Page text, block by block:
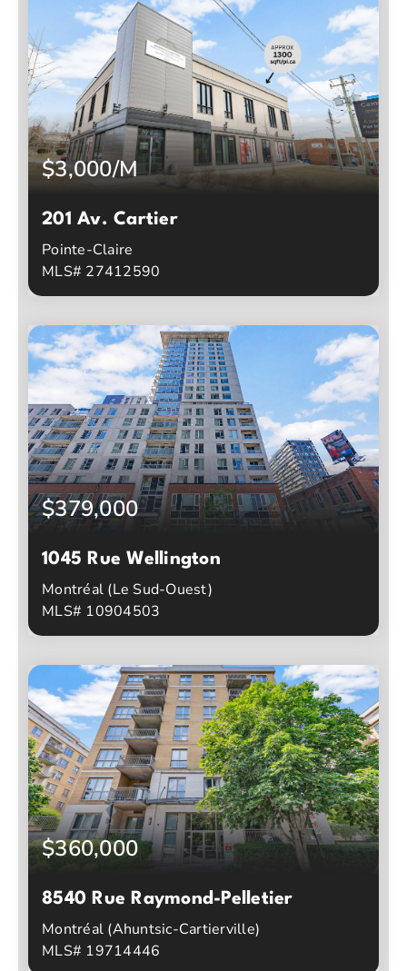
$3,000/M
201 Av. Cartier
Pointe-Claire
MLS# 27412590
Chambres à coucher
Salles de bain
$379,000
1045 Rue Wellington
Montréal (Le Sud-Ouest)
MLS# 10904503
Chambres à coucher
Salles de bain
$360,000
8540 Rue Raymond-Pelletier
Montréal (Ahuntsic-Cartierville)
MLS# 19714446